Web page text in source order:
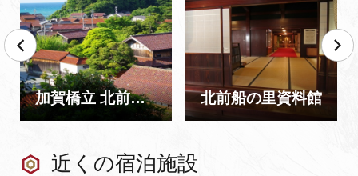
加賀橋立 北前船主集落 北前船の里資料館
近くの宿泊施設